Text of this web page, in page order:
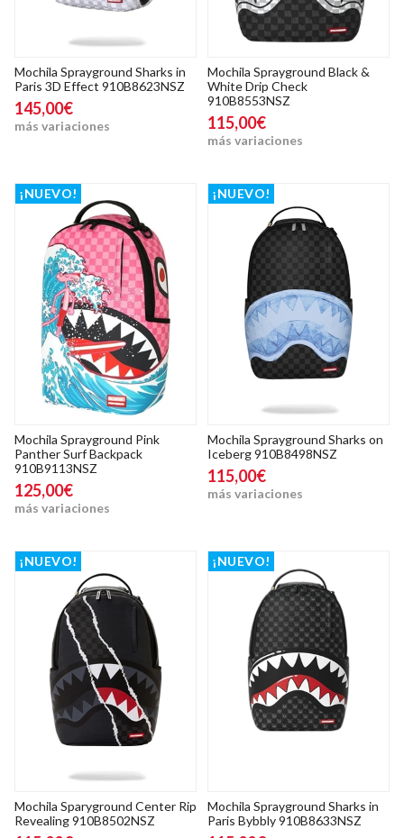
Mochila Sprayground Sharks in
Paris 3D Effect 910B8623NSZ
145,00€
más variaciones
Mochila Sprayground Black &
White Drip Check
910B8553NSZ
115,00€
más variaciones
¡NUEVO!
Mochila Sprayground Pink
Panther Surf Backpack
910B9113NSZ
125,00€
más variaciones
¡NUEVO!
Mochila Sprayground Sharks on
Iceberg 910B8498NSZ
115,00€
más variaciones
¡NUEVO!
Mochila Sparyground Center Rip
Revealing 910B8502NSZ
¡NUEVO!
Mochila Sprayground Sharks in
Paris Bybbly 910B8633NSZ